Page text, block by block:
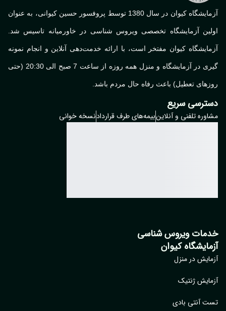
آزمایشگاه کیوان در سال 1380 توسط پروفسور حسین کیوانی، به عنوان
آزمایشگاه تخصصی ویروس شناسی در خاورمیانه تاسیس شد.
کیوان مفتخر است، با ارائه خدمت‌دهی آنلاین و انجام نمونه
گیری در آزمایشگاه و منزل همه روزه از ساعت 7 صبح الی 20:30 (حتی
تعطیل) باعث رفاه حال مردم باشد.
سریع
تلفنی و آنلاینبیمه‌های طرف قراردادنسخه خوانی
ویروس شناسی
کیوان
در منزل
ژنتیک
آنتی بادی